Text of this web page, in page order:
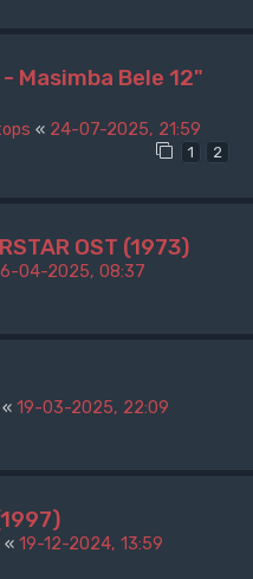
Masimba Bele 12"
« 24-07-2025, 21:59
1 2
OST (1973)
04-2025, 08:37
« 19-03-2025, 22:09
« 19-12-2024, 13:59